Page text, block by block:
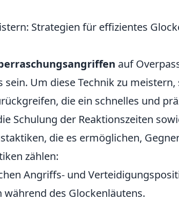
Strategien für effizientes
auf
Um diese Technik zu
die ein schnelles und
Schulung der Reaktionszeiten
die es ermöglichen,
zählen:
Angriffs- und
des Glockenläutens.